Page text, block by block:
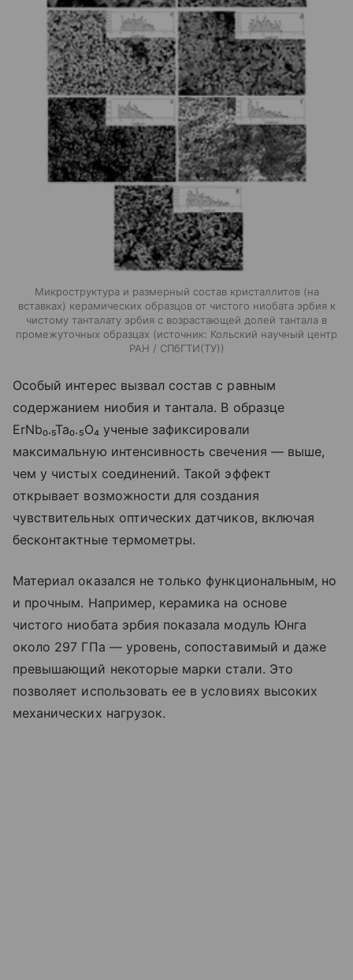
Микроструктура и размерный состав кристаллитов (на
вставках) керамических образцов от чистого ниобата эрбия к
чистому танталату эрбия с возрастающей долей тантала в
промежуточных образцах
источник: Кольский научный центр
РАН / СПбГТИ(ТУ)
Особый интерес вызвал состав с равным
содержанием ниобия и тантала. В образце
ErNb₀.₅Ta₀.₅O₄ ученые зафиксировали
максимальную интенсивность свечения — выше,
чем у чистых соединений. Такой эффект
открывает возможности для создания
чувствительных оптических датчиков, включая
бесконтактные термометры.
Материал оказался не только функциональным, но
и прочным. Например, керамика на основе
чистого ниобата эрбия показала модуль Юнга
около 297 ГПа — уровень, сопоставимый и даже
превышающий некоторые марки стали. Это
позволяет использовать ее в условиях высоких
механических нагрузок.